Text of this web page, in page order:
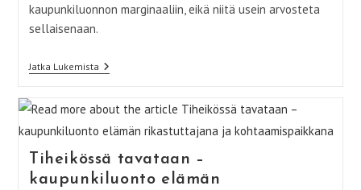
kaupunkiluonnon marginaaliin, eikä niitä usein arvosteta
sellaisenaan.
Jatka LukemistaJoutomaiden
Osana
Esteettisesti
Monimuotoista
Tiheikössä tavataan –
kaupunkiluonto elämän